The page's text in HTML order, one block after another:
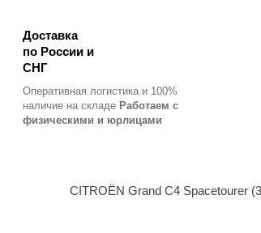
Доставка
по России и
СНГ
Оперативная логистика и 100%
наличие на складе Работаем с
физическими и юрлицами
CITROËN Grand C4 Spacetourer